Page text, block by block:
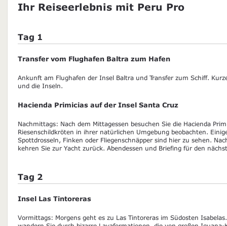
Ihr Reiseerlebnis mit Peru Pro
Tag 1
Transfer vom Flughafen Baltra zum Hafen
Ankunft am Flughafen der Insel Baltra und Transfer zum Schiff.
und die Inseln.
Hacienda Primicias auf der Insel Santa Cruz
Nachmittags: Nach dem Mittagessen besuchen Sie die Hacienda
Riesenschildkröten in ihrer natürlichen Umgebung beobachten.
Spottdrosseln, Finken oder Fliegenschnäpper sind hier zu sehen.
kehren Sie zur Yacht zurück. Abendessen und Briefing für den
Tag 2
Insel Las Tintoreras
Vormittags: Morgens geht es zu Las Tintoreras im Südosten